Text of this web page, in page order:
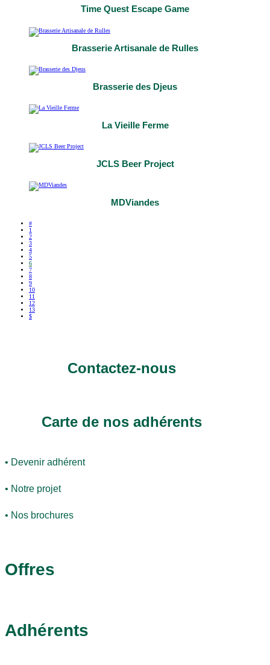
Time Quest Escape Game
Brasserie Artisanale de Rulles
Brasserie des Djeus
La Vieille Ferme
JCLS Beer Project
MDViandes
#
1
2
3
4
5
6
7
8
9
10
11
12
13
$
Contactez-nous
Carte de nos adhérents
• Devenir adhérent
• Notre projet
• Nos brochures
Offres
Adhérents